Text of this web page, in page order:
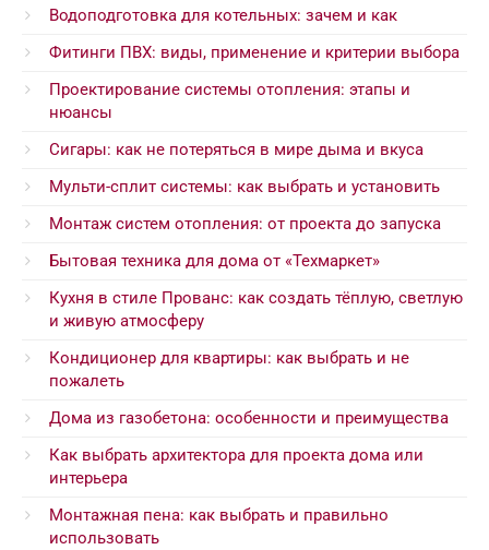
Водоподготовка для котельных: зачем и как
Фитинги ПВХ: виды, применение и критерии выбора
Проектирование системы отопления: этапы и
нюансы
Сигары: как не потеряться в мире дыма и вкуса
Мульти-сплит системы: как выбрать и установить
Монтаж систем отопления: от проекта до запуска
Бытовая техника для дома от «Техмаркет»
Кухня в стиле Прованс: как создать тёплую, светлую
и живую атмосферу
Кондиционер для квартиры: как выбрать и не
пожалеть
Дома из газобетона: особенности и преимущества
Как выбрать архитектора для проекта дома или
интерьера
Монтажная пена: как выбрать и правильно
использовать